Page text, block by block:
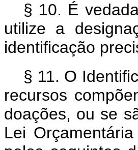
§ 10. É
utilize a
identificação
§ 11. O
recursos
doações, ou se
Lei